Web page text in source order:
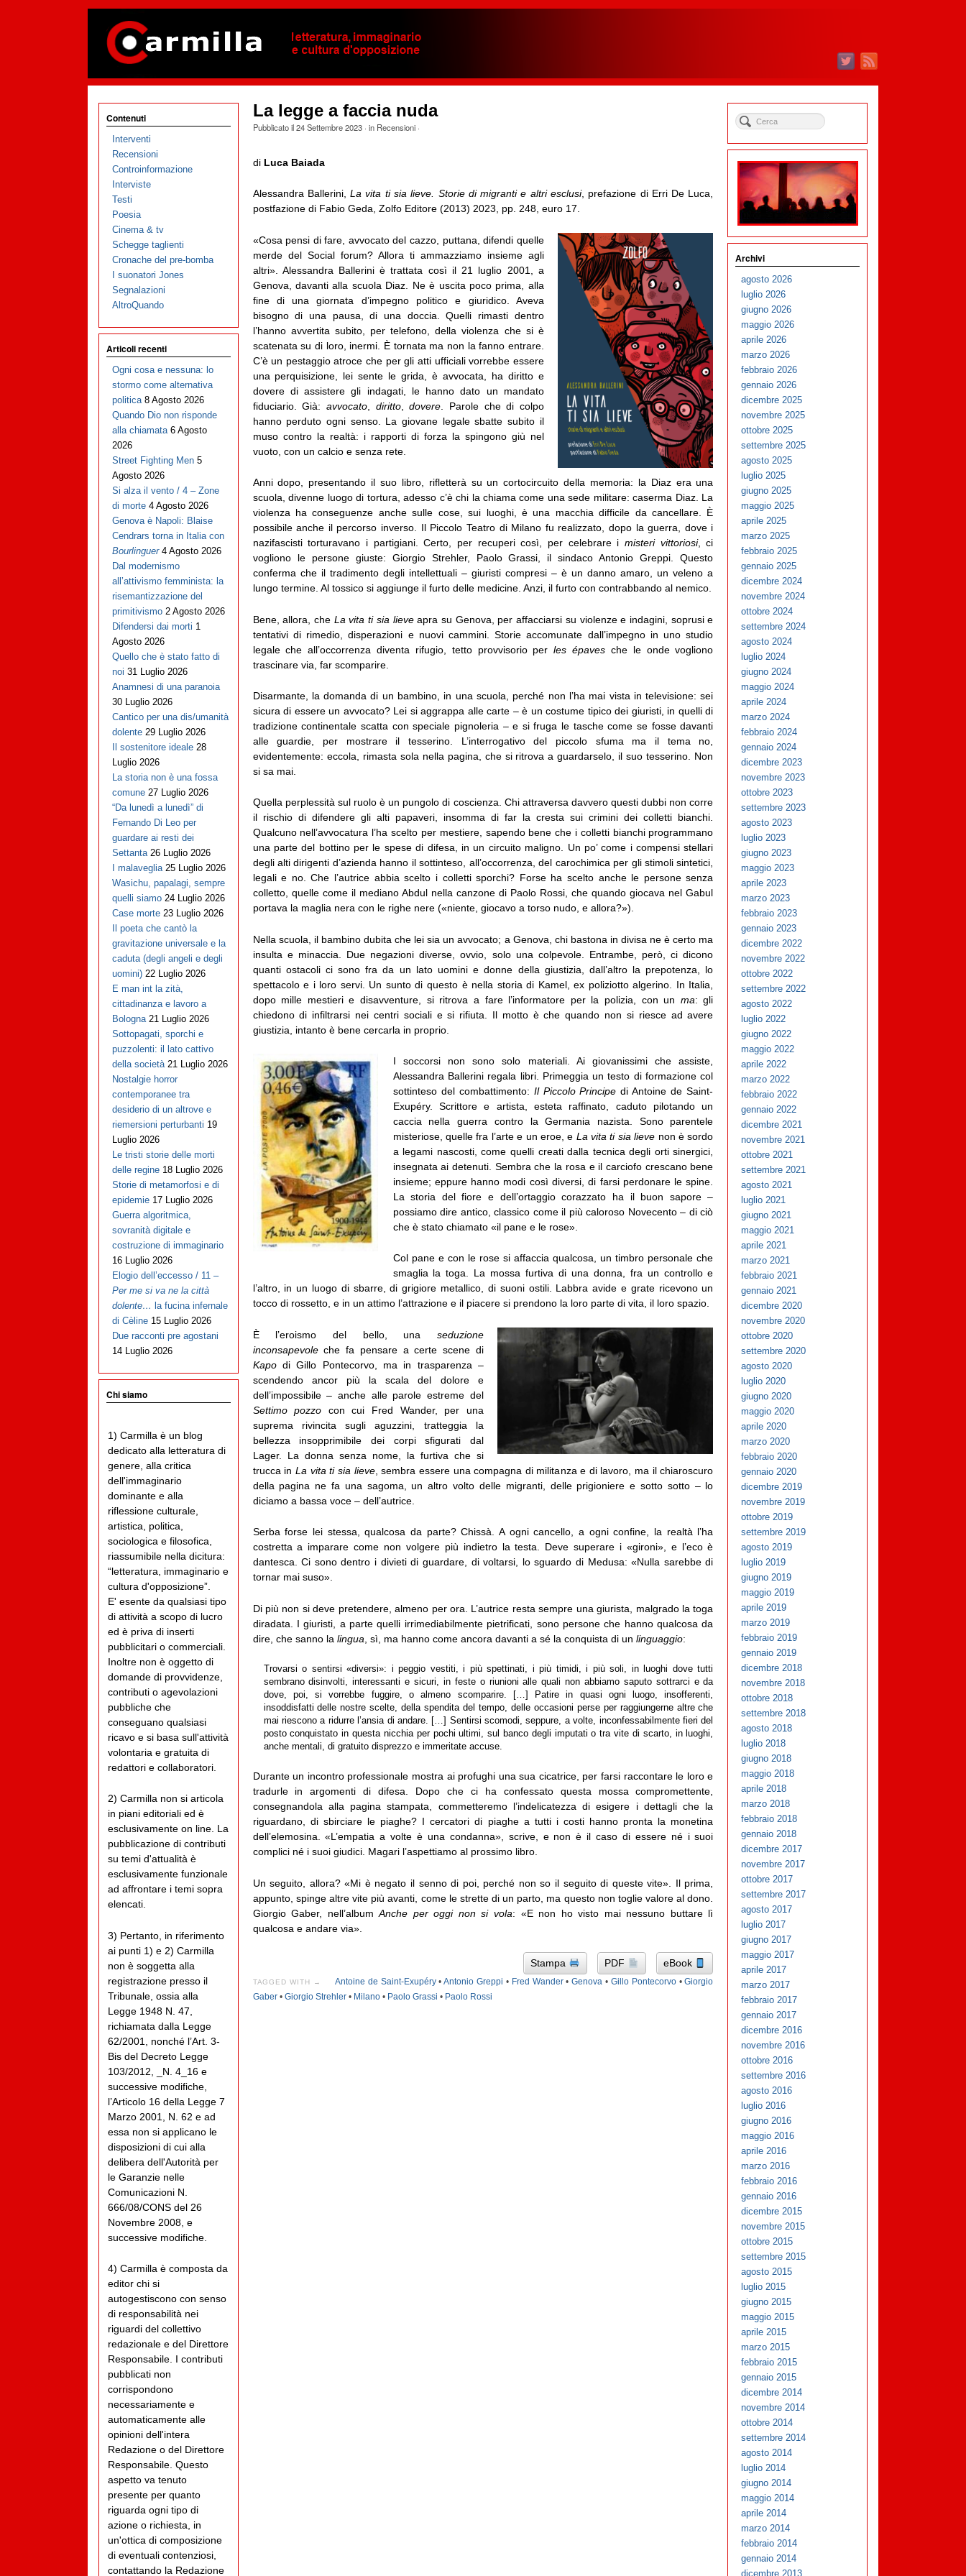
La legge a faccia nuda
Pubblicato il24 Settembre 2023· in Recensioni·
di Luca Baiada
Alessandra Ballerini,La vita ti sia lieve. Storie di migranti e altri esclusi, prefazione di Erri De Luca,
postfazione di Fabio Geda, Zolfo Editore (2013) 2023, pp. 248, euro 17.
«Cosa pensi di fare, avvocato del cazzo, puttana, difendi quelle
merde del Social forum? Allora ti ammazziamo insieme agli
altri». Alessandra Ballerini è trattata così il 21 luglio 2001, a
Genova, davanti alla scuola Diaz. Ne è uscita poco prima, alla
fine di una giornata d’impegno politico e giuridico. Aveva
bisogno di una pausa, di una doccia. Quelli rimasti dentro
l’hanno avvertita subito, per telefono, della violenza che si è
scatenata su di loro, inermi. È tornata ma non la fanno entrare.
C’è un pestaggio atroce che per gli atti ufficiali vorrebbe essere
una perquisizione, lei sente le grida, è avvocata, ha diritto e
dovere di assistere gli indagati, le hanno dato un mandato
fiduciario. Già: avvocato, diritto,dovere . Parole che di colpo
hanno perduto ogni senso. La giovane legale sbatte subito il
muso contro la realtà: i rapporti di forza la spingono giù nel
vuoto, con un calcio e senza rete.
Anni dopo, presentando il suo libro, rifletterà su un cortocircuito della memoria: la Diaz era una
scuola, divenne luogo di tortura, adesso c’è chi la chiama come una sede militare: caserma Diaz. La
violenza ha conseguenze anche sulle cose, sui luoghi, è una macchia difficile da cancellare. È
possibile anche il percorso inverso. Il Piccolo Teatro di Milano fu realizzato, dopo la guerra, dove i
nazifascisti torturavano i partigiani. Certo, per recuperi così, per celebrare imisteri vittoriosi, ci
vogliono le persone giuste: Giorgio Strehler, Paolo Grassi, il sindaco Antonio Greppi. Questo
conferma che il tradimento degli intellettuali – giuristi compresi – è un danno amaro, un veleno a
lungo termine. Al tossico si aggiunge il furto delle medicine. Anzi, il furto con contrabbando al nemico.
Bene, allora, che La vita ti sia lieveapra su Genova, per affacciarsi su violenze e indagini, soprusi e
tentativi di rimedio, disperazioni e nuovi cammini. Storie accomunate dall’impegno in uno studio
legale che all’occorrenza diventa rifugio, tetto provvisorio perles épaves che le onde vogliono
trascinare via, far scomparire.
Disarmante, la domanda di un bambino, in una scuola, perché non l’ha mai vista in televisione: sei
sicura di essere un avvocato? Lei si aggrappa alle carte – è un costume tipico dei giuristi, in quelli di
tradizione continentale scatta con speciale pignoleria – e si fruga le tasche come se fosse davanti
alle guardie, per mostrare il tesserino. L’interrogativo del piccolo sfuma ma il tema no,
evidentemente: eccola, rimasta sola nella pagina, che si ritrova a guardarselo, il suo tesserino. Non
si sa mai.
Quella perplessità sul ruolo è un pungolo di coscienza. Chi attraversa davvero questi dubbi non corre
il rischio di difendere gli alti papaveri, insomma di far la cresta sui crimini dei colletti bianchi.
Qualcuno nell’avvocatura l’ha scelto per mestiere, sapendo bene che i colletti bianchi programmano
una parte del bottino per le spese di difesa, in un circuito maligno. Un po’ come i compensi stellari
degli alti dirigenti d’azienda hanno il sottinteso, all’occorrenza, del carochimica per gli stimoli sintetici,
legali e no. Che l’autrice abbia scelto i colletti sporchi? Forse ha scelto anche le persone senza
colletto, quelle come il mediano Abdul nella canzone di Paolo Rossi, che quando giocava nel Gabul
portava la maglia nera con le righe nere («niente, giocavo a torso nudo, e allora?»).
Nella scuola, il bambino dubita che lei sia un avvocato; a Genova, chi bastona in divisa ne è certo ma
insulta e minaccia. Due negazioni diverse, ovvio, solo una colpevole. Entrambe, però, ci dicono
quanti ostacoli ci sono fra da un lato uomini e donne della giustizia, dall’altro la prepotenza, lo
spettacolo e i loro servi. Un sunto di questo è nella storia di Kamel, ex poliziotto algerino. In Italia,
dopo mille mestieri e disavventure, si ritrova a fare l’informatore per la polizia, con un ma: gli
chiedono di infiltrarsi nei centri sociali e si rifiuta. Il motto è che quando non si riesce ad avere
giustizia, intanto è bene cercarla in proprio.
I soccorsi non sono solo materiali. Ai giovanissimi che assiste,
Alessandra Ballerini regala libri. Primeggia un testo di formazione col
sottinteso del combattimento: Il Piccolo Principe di Antoine de Saint-
Exupéry. Scrittore e artista, esteta raffinato, caduto pilotando un
caccia nella guerra contro la Germania nazista. Sono parentele
misteriose, quelle fra l’arte e un eroe, e La vita ti sia lieve non è sordo
a legami nascosti, come quelli creati dalla tecnica degli orti sinergici,
insegnata ai detenuti. Sembra che la rosa e il carciofo crescano bene
insieme; eppure hanno modi così diversi, di farsi perdonare le spine.
La storia del fiore e dell’ortaggio corazzato ha il buon sapore –
possiamo dire antico, classico come il più caloroso Novecento – di ciò
che è stato chiamato «il pane e le rose».
Col pane e con le rose si affaccia qualcosa, un timbro personale che
smaglia la toga. La mossa furtiva di una donna, fra un controllo e
l’altro, in un luogo di sbarre, di grigiore metallico, di suoni ostili. Labbra avide e grate ricevono un
tocco di rossetto, e in un attimo l’attrazione e il piacere si prendono la loro parte di vita, il loro spazio.
È l’eroismo del bello, una seduzione
inconsapevoleche fa pensare a certe scene di
Kapo di Gillo Pontecorvo, ma in trasparenza –
scendendo ancor più la scala del dolore e
dell’impossibile – anche alle parole estreme del
Settimo pozzo con cui Fred Wander, per una
suprema rivincita sugli aguzzini, tratteggia la
bellezza insopprimibile dei corpi sfigurati dal
Lager. La donna senza nome, la furtiva che si
trucca in La vita ti sia lieve, sembra essere una compagna di militanza e di lavoro, ma il chiaroscuro
della pagina ne fa una sagoma, un altro volto delle migranti, delle prigioniere e sotto sotto – lo
diciamo a bassa voce – dell’autrice.
Serba forse lei stessa, qualcosa da parte? Chissà. A ogni cancello, a ogni confine, la realtà l’ha
costretta a imparare come non volgere più indietro la testa. Deve superare i «gironi», e l’eco è
dantesca. Ci sono dentro i divieti di guardare, di voltarsi, lo sguardo di Medusa: «Nulla sarebbe di
tornar mai suso».
Di più non si deve pretendere, almeno per ora. L’autrice resta sempre una giurista, malgrado la toga
diradata. I giuristi, a parte quelli irrimediabilmente pietrificati, sono persone che hanno qualcosa da
dire, che sanno la lingua , sì, ma hanno come ancora davanti a sé la conquista di un linguaggio:
Trovarsi o sentirsi «diversi»: i peggio vestiti, i più spettinati, i più timidi, i più soli, in luoghi dove tutti
sembrano disinvolti, interessanti e sicuri, in feste o riunioni alle quali non abbiamo saputo sottrarci e da
dove, poi, si vorrebbe fuggire, o almeno scomparire. […] Patire in quasi ogni luogo, insofferenti,
insoddisfatti delle nostre scelte, della spendita del tempo, delle occasioni perse per raggiungerne altre che
mai riescono a ridurre l’ansia di andare. […] Sentirsi scomodi, seppure, a volte, inconfessabilmente fieri del
posto conquistato in questa nicchia per pochi ultimi, sul banco degli imputati o tra vite di scarto, in luoghi,
anche mentali, di gratuito disprezzo e immeritate accuse.
Durante un incontro professionale mostra ai profughi una sua cicatrice, per farsi raccontare le loro e
tradurle in argomenti di difesa. Dopo che ci ha confessato questa mossa compromettente,
consegnandola alla pagina stampata, commetteremo l’indelicatezza di esigere i dettagli che la
riguardano, di sbirciare le piaghe? I cercatori di piaghe a tutti i costi hanno pronta la monetina
dell’elemosina. «L’empatia a volte è una condanna», scrive, e non è il caso di essere né i suoi
complici né i suoi giudici. Magari l’aspettiamo al prossimo libro.
Un seguito, allora? «Mi è negato il senno di poi, perché non so il seguito di queste vite». Il prima,
appunto, spinge altre vite più avanti, come le strette di un parto, ma questo non toglie valore al dono.
Giorgio Gaber, nell’albumAnche per oggi non si vola: «E non ho visto mai nessuno buttare lì
qualcosa e andare via».
Stampa PDF eBook
TAGGED WITH → Antoine de Saint-Exupéry•Antonio Greppi • Fred Wander•Genova • Gillo Pontecorvo•Giorgio
Gaber• Giorgio Strehler• Milano• Paolo Grassi • Paolo Rossi
Contenuti
Interventi
Recensioni
Controinformazione
Interviste
Testi
Poesia
Cinema & tv
Schegge taglienti
Cronache del pre-bomba
I suonatori Jones
Segnalazioni
AltroQuando
Articoli recenti
Ogni cosa e nessuna: lo
stormo come alternativa
politica 8 Agosto 2026
Quando Dio non risponde
alla chiamata 6 Agosto
2026
Street Fighting Men 5
Agosto 2026
Si alza il vento / 4 – Zone
di morte 4 Agosto 2026
Genova è Napoli: Blaise
Cendrars torna in Italia con
Bourlinguer 4 Agosto 2026
Dal modernismo
all’attivismo femminista: la
risemantizzazione del
primitivismo 2 Agosto 2026
Difendersi dai morti 1
Agosto 2026
Quello che è stato fatto di
noi 31 Luglio 2026
Anamnesi di una paranoia
30 Luglio 2026
Cantico per una dis/umanità
dolente 29 Luglio 2026
Il sostenitore ideale 28
Luglio 2026
La storia non è una fossa
comune 27 Luglio 2026
“Da lunedì a lunedì” di
Fernando Di Leo per
guardare ai resti dei
Settanta 26 Luglio 2026
I malaveglia 25 Luglio 2026
Wasichu, papalagi, sempre
quelli siamo 24 Luglio 2026
Case morte 23 Luglio 2026
Il poeta che cantò la
gravitazione universale e la
caduta (degli angeli e degli
uomini) 22 Luglio 2026
E man int la zità,
cittadinanza e lavoro a
Bologna 21 Luglio 2026
Sottopagati, sporchi e
puzzolenti: il lato cattivo
della società 21 Luglio 2026
Nostalgie horror
contemporanee tra
desiderio di un altrove e
riemersioni perturbanti 19
Luglio 2026
Le tristi storie delle morti
delle regine 18 Luglio 2026
Storie di metamorfosi e di
epidemie 17 Luglio 2026
Guerra algoritmica,
sovranità digitale e
costruzione di immaginario
16 Luglio 2026
Elogio dell’eccesso / 11 –
Per me si va ne la città
dolente… la fucina infernale
di Cèline 15 Luglio 2026
Due racconti pre agostani
14 Luglio 2026
Chi siamo
1) Carmilla è un blog
dedicato alla letteratura di
genere, alla critica
dell'immaginario
dominante e alla
riflessione culturale,
artistica, politica,
sociologica e filosofica,
riassumibile nella dicitura:
“letteratura, immaginario e
cultura d'opposizione”.
E' esente da qualsiasi tipo
di attività a scopo di lucro
ed è priva di inserti
pubblicitari o commerciali.
Inoltre non è oggetto di
domande di provvidenze,
contributi o agevolazioni
pubbliche che
conseguano qualsiasi
ricavo e si basa sull'attività
volontaria e gratuita di
redattori e collaboratori.
2) Carmilla non si articola
in piani editoriali ed è
esclusivamente on line. La
pubblicazione di contributi
su temi d'attualità è
esclusivamente funzionale
ad affrontare i temi sopra
elencati.
3) Pertanto, in riferimento
ai punti 1) e 2) Carmilla
non è soggetta alla
registrazione presso il
Tribunale, ossia alla
Legge 1948 N. 47,
richiamata dalla Legge
62/2001, nonché l’Art. 3-
Bis del Decreto Legge
103/2012, _N. 4_16 e
successive modifiche,
l’Articolo 16 della Legge 7
Marzo 2001, N. 62 e ad
essa non si applicano le
disposizioni di cui alla
delibera dell'Autorità per
le Garanzie nelle
Comunicazioni N.
666/08/CONS del 26
Novembre 2008, e
successive modifiche.
4) Carmilla è composta da
editor chi si
autogestiscono con senso
di responsabilità nei
riguardi del collettivo
redazionale e del Direttore
Responsabile. I contributi
pubblicati non
corrispondono
necessariamente e
automaticamente alle
opinioni dell'intera
Redazione o del Direttore
Responsabile. Questo
aspetto va tenuto
presente per quanto
riguarda ogni tipo di
azione o richiesta, in
un'ottica di composizione
di eventuali contenziosi,
contattando la Redazione
Archivi
agosto 2026
luglio 2026
giugno 2026
maggio 2026
aprile 2026
marzo 2026
febbraio 2026
gennaio 2026
dicembre 2025
novembre 2025
ottobre 2025
settembre 2025
agosto 2025
luglio 2025
giugno 2025
maggio 2025
aprile 2025
marzo 2025
febbraio 2025
gennaio 2025
dicembre 2024
novembre 2024
ottobre 2024
settembre 2024
agosto 2024
luglio 2024
giugno 2024
maggio 2024
aprile 2024
marzo 2024
febbraio 2024
gennaio 2024
dicembre 2023
novembre 2023
ottobre 2023
settembre 2023
agosto 2023
luglio 2023
giugno 2023
maggio 2023
aprile 2023
marzo 2023
febbraio 2023
gennaio 2023
dicembre 2022
novembre 2022
ottobre 2022
settembre 2022
agosto 2022
luglio 2022
giugno 2022
maggio 2022
aprile 2022
marzo 2022
febbraio 2022
gennaio 2022
dicembre 2021
novembre 2021
ottobre 2021
settembre 2021
agosto 2021
luglio 2021
giugno 2021
maggio 2021
aprile 2021
marzo 2021
febbraio 2021
gennaio 2021
dicembre 2020
novembre 2020
ottobre 2020
settembre 2020
agosto 2020
luglio 2020
giugno 2020
maggio 2020
aprile 2020
marzo 2020
febbraio 2020
gennaio 2020
dicembre 2019
novembre 2019
ottobre 2019
settembre 2019
agosto 2019
luglio 2019
giugno 2019
maggio 2019
aprile 2019
marzo 2019
febbraio 2019
gennaio 2019
dicembre 2018
novembre 2018
ottobre 2018
settembre 2018
agosto 2018
luglio 2018
giugno 2018
maggio 2018
aprile 2018
marzo 2018
febbraio 2018
gennaio 2018
dicembre 2017
novembre 2017
ottobre 2017
settembre 2017
agosto 2017
luglio 2017
giugno 2017
maggio 2017
aprile 2017
marzo 2017
febbraio 2017
gennaio 2017
dicembre 2016
novembre 2016
ottobre 2016
settembre 2016
agosto 2016
luglio 2016
giugno 2016
maggio 2016
aprile 2016
marzo 2016
febbraio 2016
gennaio 2016
dicembre 2015
novembre 2015
ottobre 2015
settembre 2015
agosto 2015
luglio 2015
giugno 2015
maggio 2015
aprile 2015
marzo 2015
febbraio 2015
gennaio 2015
dicembre 2014
novembre 2014
ottobre 2014
settembre 2014
agosto 2014
luglio 2014
giugno 2014
maggio 2014
aprile 2014
marzo 2014
febbraio 2014
gennaio 2014
dicembre 2013